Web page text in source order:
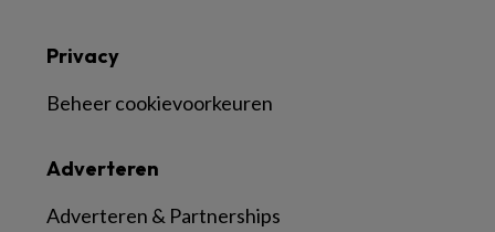
Adverteren
Adverteren & Partnerships
Privacy
Beheer cookievoorkeuren